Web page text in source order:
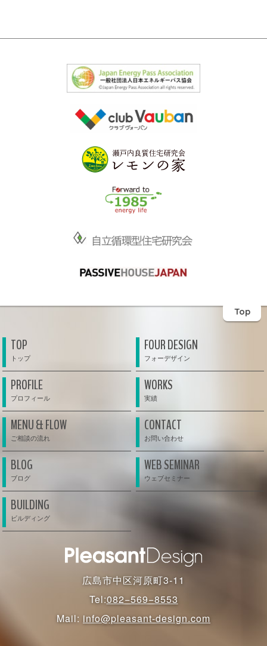
Top
TOP FOUR DESIGN
PROFILE WORKS
MENU & FLOW CONTACT
BLOG WEB SEMINAR
BUILDING
広島市中区河原町3-11
Tel:082−569−8553
Mail: info@pleasant-design.com